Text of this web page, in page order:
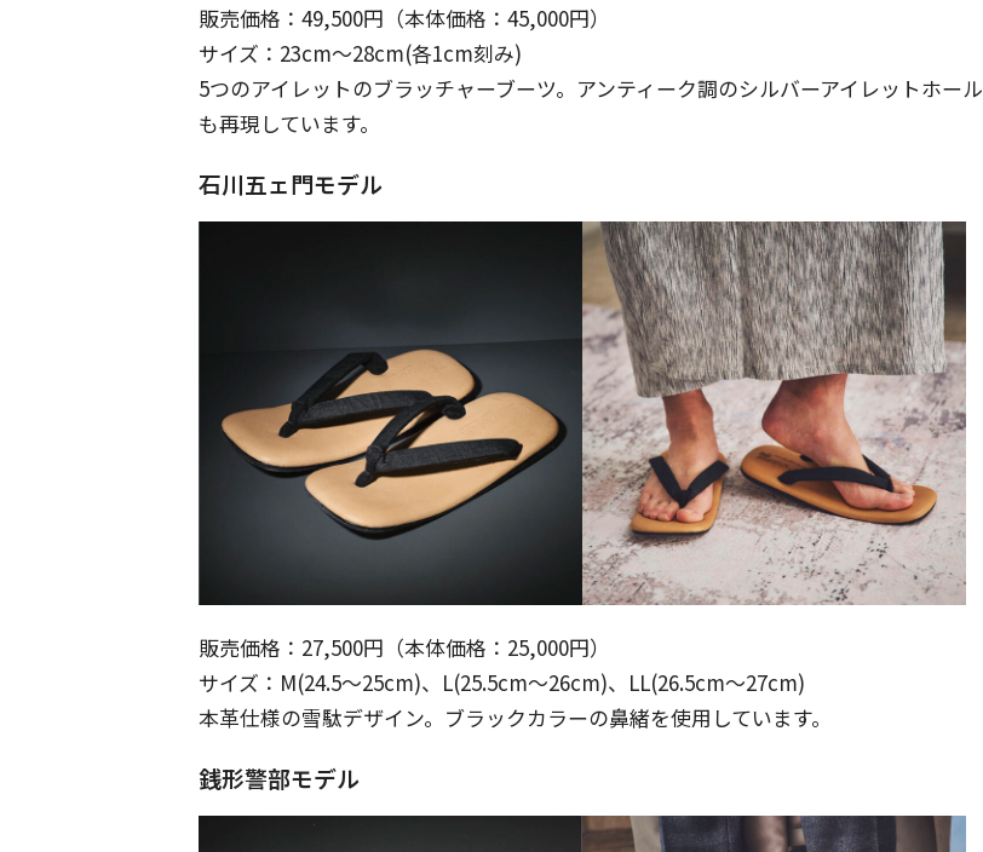
販売価格：49,500円（本体価格：45,000円）
サイズ：23cm～28cm(各1cm刻み)
5つのアイレットのブラッチャーブーツ。アンティーク調のシルバーアイレットホール
も再現しています。
石川五ェ門モデル
販売価格：27,500円（本体価格：25,000円）
サイズ：M(24.5～25cm)、L(25.5cm～26cm)、LL(26.5cm～27cm)
本革仕様の雪駄デザイン。ブラックカラーの鼻緒を使用しています。
銭形警部モデル